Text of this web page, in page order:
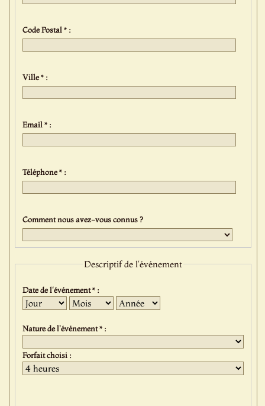
Code Postal * :
Ville * :
Email * :
Téléphone * :
Comment nous avez-vous connus ?
Descriptif de l'événement
Date de l'événement * :
Jour Mois Année
Nature de l'événement * :
Forfait choisi :